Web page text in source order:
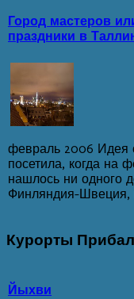
Город мастеров
праздники в
февраль 2006 Идея
посетила, когда на
нашлось ни одного
Финляндия-Швеция,
Курорты
Йыхви